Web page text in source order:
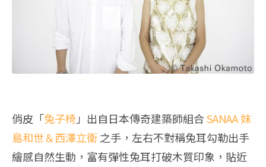
俏皮「兔子椅」出自日本傳奇建築師組合SANAA 妹
島和世＆西澤立衛之手，左右不對稱兔耳勾勒出手
繪感自然生動，富有彈性兔耳打破木質印象，貼近